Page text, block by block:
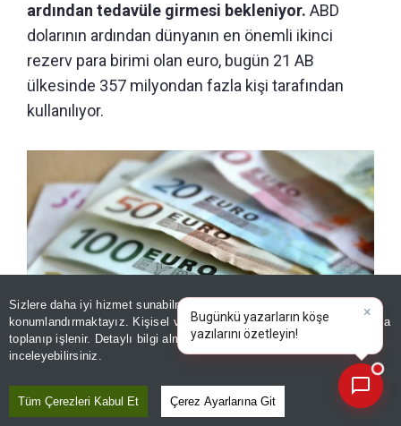
Sizlere daha iyi hizmet sunabilmek adına sitemizde
konumlandırmaktayız. Kişisel verileriniz, KVKK ve GDPR kapsamında
toplanıp işlenir. Detaylı bilgi almak içinAydınlatma Metnimizi
inceleyebilirsiniz.
Tüm Çerezleri Kabul Et Çerez Ayarlarına Git
ardından tedavüle girmesi bekleniyor. ABD
dolarının ardından dünyanın en önemli ikinci
rezerv para birimi olan euro, bugün 21 AB
ülkesinde 357 milyondan fazla kişi tarafından
kullanılıyor.
banknotları 25 yıl sonra yenileniyor
×
Bugünkü yazarların köşe
yazılarını özetleyin!